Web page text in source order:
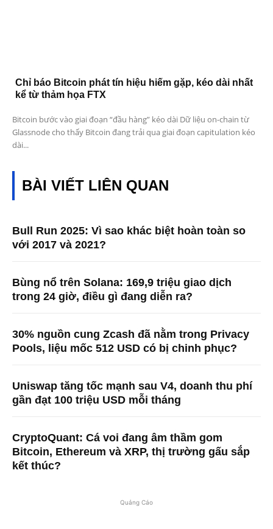
Chỉ báo Bitcoin phát tín hiệu hiếm gặp, kéo dài nhất
kể từ thảm họa FTX
Bitcoin bước vào giai đoạn “đầu hàng” kéo dài Dữ liệu on-chain từ
Glassnode cho thấy Bitcoin đang trải qua giai đoạn capitulation kéo
dài...
BÀI VIẾT LIÊN QUAN
Bull Run 2025: Vì sao khác biệt hoàn toàn so
với 2017 và 2021?
Bùng nổ trên Solana: 169,9 triệu giao dịch
trong 24 giờ, điều gì đang diễn ra?
30% nguồn cung Zcash đã nằm trong Privacy
Pools, liệu mốc 512 USD có bị chinh phục?
Uniswap tăng tốc mạnh sau V4, doanh thu phí
gần đạt 100 triệu USD mỗi tháng
CryptoQuant: Cá voi đang âm thầm gom
Bitcoin, Ethereum và XRP, thị trường gấu sắp
kết thúc?
Quảng Cáo